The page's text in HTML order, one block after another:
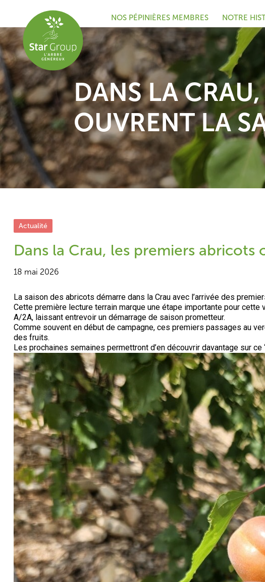
NOS PÉPINIÈRES MEMBRES NOTRE
DANS LA
OUVRENT LA
Actualité
Dans la Crau, les premiers abricots
18 mai 2026
La saison des abricots démarre dans la Crau avec l’arrivée des
Cette première lecture terrain marque une étape importante pour
A/2A, laissant entrevoir un démarrage de saison prometteur.
Comme souvent en début de campagne, ces premiers passages au
des fruits.
Les prochaines semaines permettront d’en découvrir davantage sur ce